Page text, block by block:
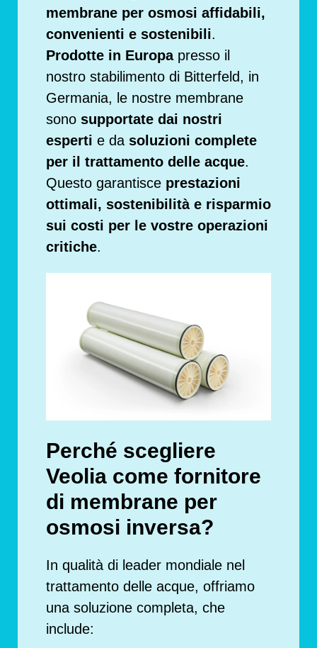
membrane per osmosi affidabili,
convenienti e sostenibili.
Prodotte in Europapresso il
nostro stabilimento di Bitterfeld, in
Germania, le nostre membrane
sono supportate dai nostri
esperti e da soluzioni complete
per il trattamento delle acque.
Questo garantisce prestazioni
ottimali, sostenibilità e risparmio
sui costi per le vostre operazioni
critiche.
Perché scegliere
Veolia come fornitore
di membrane per
osmosi inversa?
In qualità di leader mondiale nel
trattamento delle acque, offriamo
una soluzione completa, che
include: